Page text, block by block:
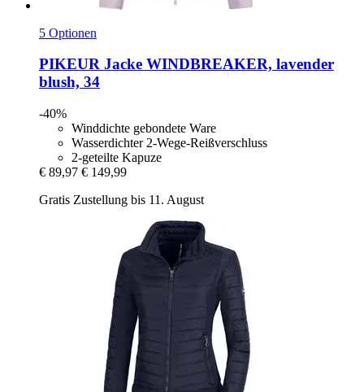
5 Optionen
PIKEUR Jacke WINDBREAKER, lavender
blush, 34
-40%
Winddichte gebondete Ware
Wasserdichter 2-Wege-Reißverschluss
2-geteilte Kapuze
€ 89,97 € 149,99
Gratis Zustellung bis 11. August